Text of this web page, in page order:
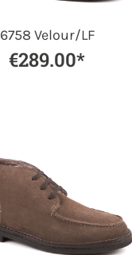
6758 Velour/LF
€289.00*